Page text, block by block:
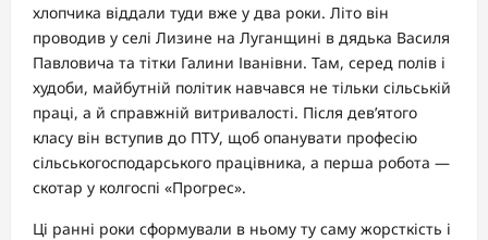
хлопчика віддали туди вже у два роки. Літо він
проводив у селі Лизине на Луганщині в дядька Василя
Павловича та тітки Галини Іванівни. Там, серед полів і
худоби, майбутній політик навчався не тільки сільській
праці, а й справжній витривалості. Після дев’ятого
класу він вступив до ПТУ, щоб опанувати професію
сільськогосподарського працівника, а перша робота —
скотар у колгоспі «Прогрес».
Ці ранні роки сформували в ньому ту саму жорсткість і